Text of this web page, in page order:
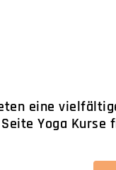
eine
Yoga Kurse